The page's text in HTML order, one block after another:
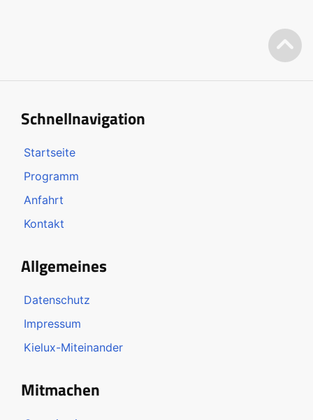
Schnellnavigation
Startseite
Programm
Anfahrt
Kontakt
Allgemeines
Datenschutz
Impressum
Kielux-Miteinander
Mitmachen